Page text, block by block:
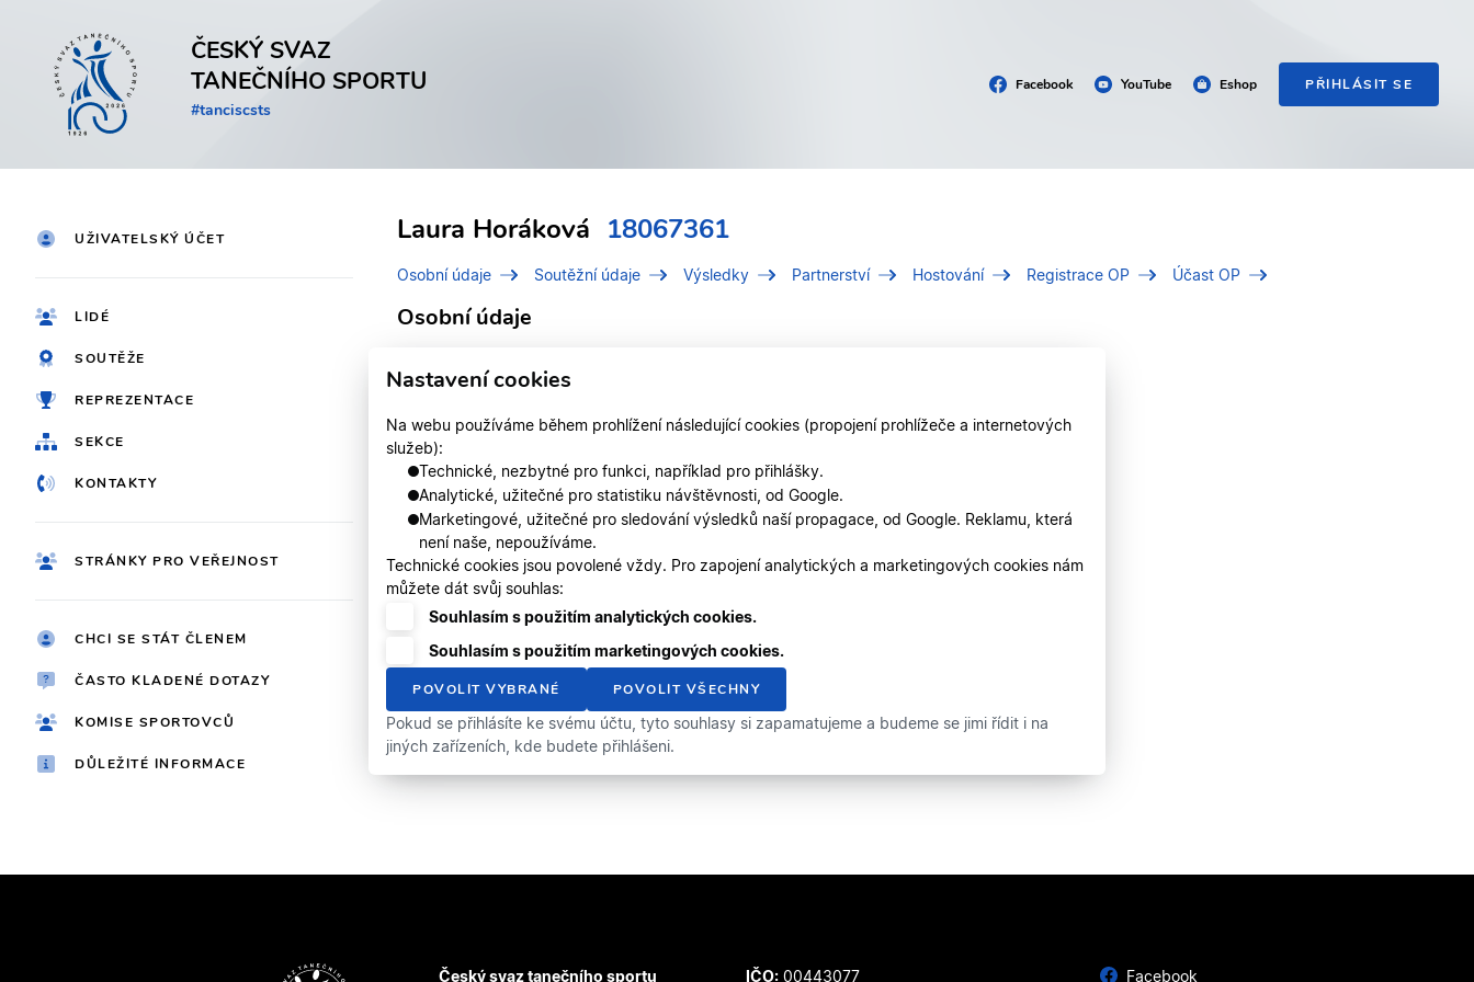
ČESKÝ SVAZ
TANEČNÍHO SPORTU
#tanciscsts
Facebook YouTube Eshop PŘIHLÁSIT SE
UŽIVATELSKÝ ÚČET
LIDÉ
SOUTĚŽE
REPREZENTACE
SEKCE
KONTAKTY
STRÁNKY PRO VEŘEJNOST
CHCI SE STÁT ČLENEM
ČASTO KLADENÉ DOTAZY
KOMISE SPORTOVCŮ
DŮLEŽITÉ INFORMACE
Laura Horáková 18067361
Osobní údaje Soutěžní údaje Výsledky Partnerství Hostování Registrace OP Účast OP
Osobní údaje
Identifikační číslo (IDT)
Registrován v klubu TK FORTUNA ZLÍN z.s.
Český svaz tanečního sportu IČO:00443077 Facebook
Nastavení cookies
Na webu používáme během prohlížení následující cookies (propojení prohlížeče a internetových
služeb):
Technické, nezbytné pro funkci, například pro přihlášky.
Analytické, užitečné pro statistiku návštěvnosti, od Google.
Marketingové, užitečné pro sledování výsledků naší propagace, od Google. Reklamu, která
není naše, nepoužíváme.
Technické cookies jsou povolené vždy. Pro zapojení analytických a marketingových cookies nám
můžete dát svůj souhlas:
Souhlasím s použitím analytických cookies.
Souhlasím s použitím marketingových cookies.
POVOLIT VYBRANÉ POVOLIT VŠECHNY
Pokud se přihlásíte ke svému účtu, tyto souhlasy si zapamatujeme a budeme se jimi řídit i na
jiných zařízeních, kde budete přihlášeni.